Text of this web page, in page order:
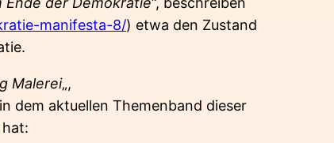
manifesta-8/) etwa den Zustand
Malerei„,
dem aktuellen Themenband dieser